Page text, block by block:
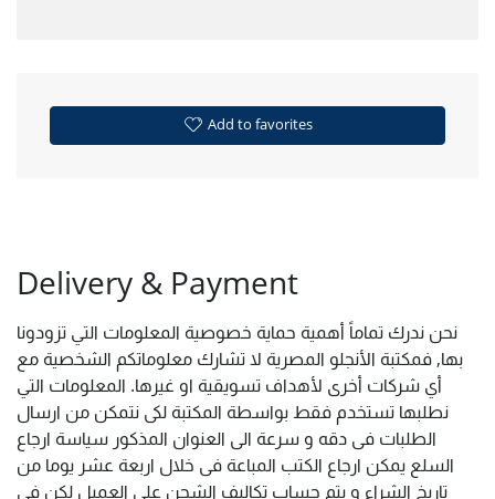
Add to favorites
Delivery & Payment
نحن ندرك تماماً أهمية حماية خصوصية المعلومات التي تزودونا
بها, فمكتبة الأنجلو المصرية لا تشارك معلوماتكم الشخصية مع
أي شركات أخرى لأهداف تسويقية او غيرها. المعلومات التي
نطلبها تستخدم فقط بواسطة المكتبة لكى نتمكن من ارسال
الطلبات فى دقه و سرعة الى العنوان المذكور سياسة ارجاع
السلع يمكن ارجاع الكتب المباعة فى خلال اربعة عشر يوما من
تاريخ الشراء و يتم حساب تكاليف الشحن على العميل لكن فى